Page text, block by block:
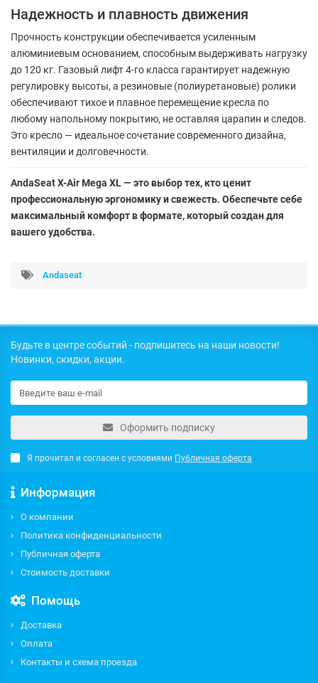
Надежность и плавность движения
Прочность конструкции обеспечивается усиленным
алюминиевым основанием, способным выдерживать нагрузку
до 120 кг. Газовый лифт 4-го класса гарантирует надежную
регулировку высоты, а резиновые (полиуретановые) ролики
обеспечивают тихое и плавное перемещение кресла по
любому напольному покрытию, не оставляя царапин и следов.
Это кресло — идеальное сочетание современного дизайна,
вентиляции и долговечности.
AndaSeat X-Air Mega XL — это выбор тех, кто ценит
профессиональную эргономику и свежесть. Обеспечьте себе
максимальный комфорт в формате, который создан для
вашего удобства.
Andaseat
Будьте в центре событий - подпишитесь на наши новости!
Новинки, скидки, акции.
Оформить подписку
Я прочитал и согласен с условиями Публичная оферта
Информация
О компании
Политика конфиденциальности
Публичная оферта
Стоимость доставки
Помощь
Доставка
Оплата
Контакты и схема проезда